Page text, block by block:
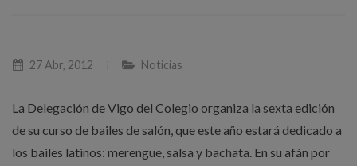
27 Abr, 2012 Noticias
La Delegación de Vigo del Colegio organiza la sexta edición
de su curso de bailes de salón, que este año estará dedicado a
los bailes latinos: merengue, salsa y bachata. En su afán por